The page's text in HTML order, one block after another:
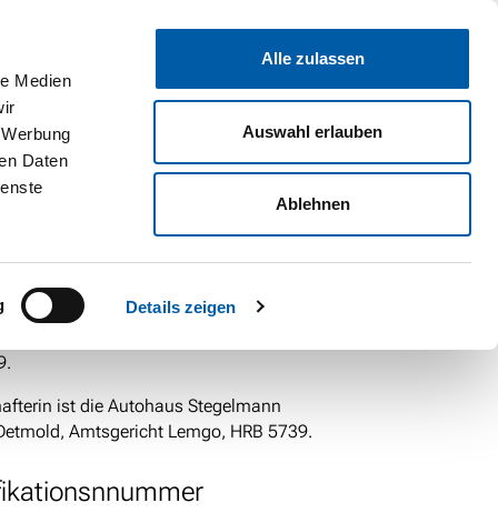
Medien
Daten
Details zeigen
Alle zulassen
Auswahl erlauben
Ablehnen
SERVICE E-BIKES VAN CLUB
88 | 32756 Detmold
ist die Autohaus Stegelmann
Amtsgericht Lemgo, HRB 5739.